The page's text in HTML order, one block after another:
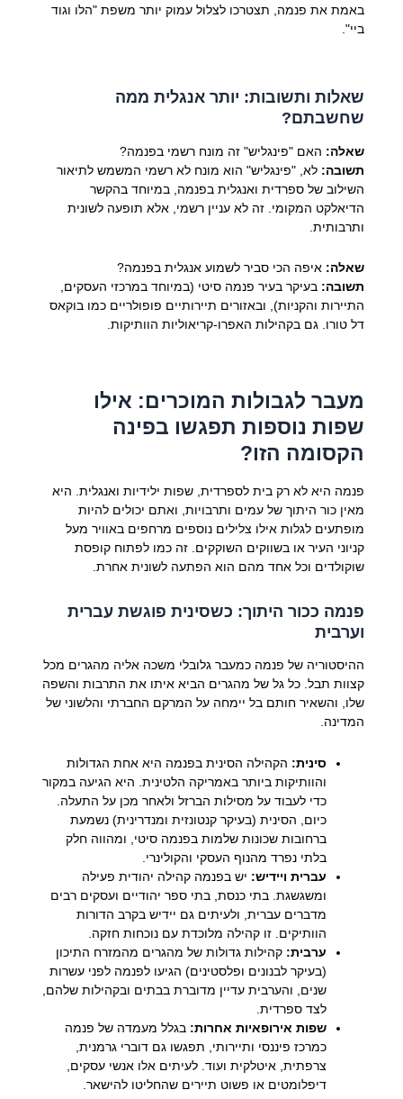
באמת את פנמה, תצטרכו לצלול עמוק יותר משפת "הלו וגוד
ביי".
שאלות ותשובות: יותר אנגלית ממה
שחשבתם?
שאלה: האם "פינגליש" זה מונח רשמי בפנמה?
תשובה: לא, "פינגליש" הוא מונח לא רשמי המשמש לתיאור
השילוב של ספרדית ואנגלית בפנמה, במיוחד בהקשר
הדיאלקט המקומי. זה לא עניין רשמי, אלא תופעה לשונית
ותרבותית.
שאלה: איפה הכי סביר לשמוע אנגלית בפנמה?
תשובה: בעיקר בעיר פנמה סיטי (במיוחד במרכזי העסקים,
התיירות והקניות), ובאזורים תיירותיים פופולריים כמו בוקאס
דל טורו. גם בקהילות האפרו-קריאוליות הוותיקות.
מעבר לגבולות המוכרים: אילו
שפות נוספות תפגשו בפינה
הקסומה הזו?
פנמה היא לא רק בית לספרדית, שפות ילידיות ואנגלית. היא
מאין כור היתוך של עמים ותרבויות, ואתם יכולים להיות
מופתעים לגלות אילו צלילים נוספים מרחפים באוויר מעל
קניוני העיר או בשווקים השוקקים. זה כמו לפתוח קופסת
שוקולדים וכל אחד מהם הוא הפתעה לשונית אחרת.
פנמה ככור היתוך: כשסינית פוגשת עברית
וערבית
ההיסטוריה של פנמה כמעבר גלובלי משכה אליה מהגרים מכל
קצוות תבל. כל גל של מהגרים הביא איתו את התרבות והשפה
שלו, והשאיר חותם בל יימחה על המרקם החברתי והלשוני של
המדינה.
סינית: הקהילה הסינית בפנמה היא אחת הגדולות
והוותיקות ביותר באמריקה הלטינית. היא הגיעה במקור
כדי לעבוד על מסילות הברזל ולאחר מכן על התעלה.
כיום, הסינית (בעיקר קנטונזית ומנדרינית) נשמעת
ברחובות שכונות שלמות בפנמה סיטי, ומהווה חלק
בלתי נפרד מהנוף העסקי והקולינרי.
עברית ויידיש: יש בפנמה קהילה יהודית פעילה
ומשגשגת. בתי כנסת, בתי ספר יהודיים ועסקים רבים
מדברים עברית, ולעיתים גם יידיש בקרב הדורות
הוותיקים. זו קהילה מלוכדת עם נוכחות חזקה.
ערבית: קהילות גדולות של מהגרים מהמזרח התיכון
(בעיקר לבנונים ופלסטינים) הגיעו לפנמה לפני עשרות
שנים, והערבית עדיין מדוברת בבתים ובקהילות שלהם,
לצד ספרדית.
שפות אירופאיות אחרות: בגלל מעמדה של פנמה
כמרכז פיננסי ותיירותי, תפגשו גם דוברי גרמנית,
צרפתית, איטלקית ועוד. לעיתים אלו אנשי עסקים,
דיפלומטים או פשוט תיירים שהחליטו להישאר.